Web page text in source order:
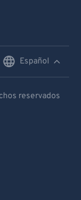
Español
reservados